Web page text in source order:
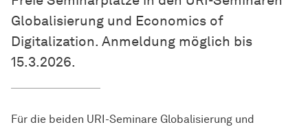
Globalisierung und Economics of
Digitalization. Anmeldung möglich bis
15.3.2026.
Für die beiden URI-Seminare Globalisierung und